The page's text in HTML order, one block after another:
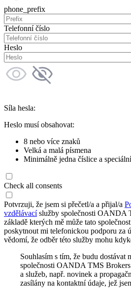
phone_prefix
Telefonní číslo
Heslo
Síla hesla:
Heslo musí obsahovat:
8 nebo více znaků
Velká a malá písmena
Minimálně jedna číslice a
Check all consents
Potvrzuji, že jsem si přečetl/a a přijal/a
vzdělávacíslužby společnosti OANDA
základě kterých mě může tato
poskytnout mi telefonickou podporu za
vědomí, že odběr této služby mohu
Souhlasím s tím, že budu dostávat
společnosti OANDA TMS
a služeb, např. novinek a
zasílány na kontaktní údaje, jež